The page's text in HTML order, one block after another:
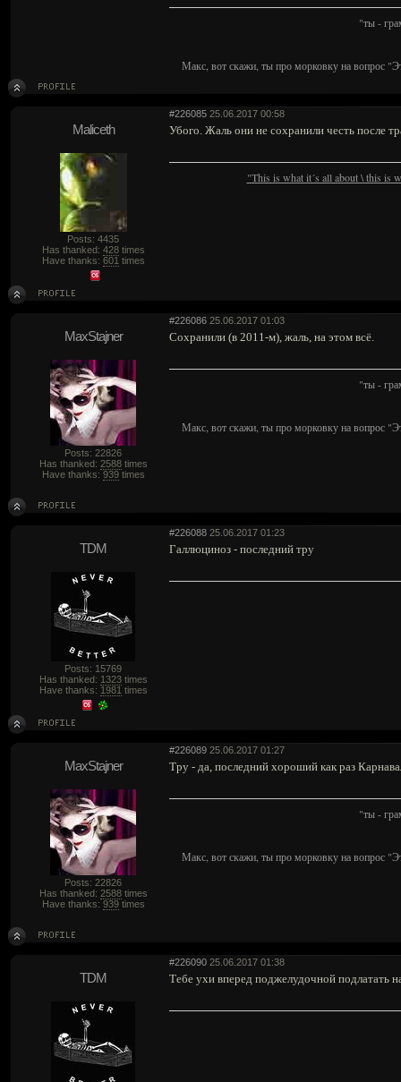
"ты -
Макс, вот скажи, ты про морковку на вопрос
#226085 25.06.2017 00:58
Maliceth
Posts: 4435
Has thanked: 428times
Have thanks: 601 times
Убого. Жаль они не сохранили честь после
"This is what it´s all about \ this is
#226086 25.06.2017 01:03
MaxStajner
Posts: 22826
Has thanked: 2588times
Have thanks: 939times
Сохранили (в 2011-м), жаль, на этом всё.
"ты -
Макс, вот скажи, ты про морковку на вопрос
#226088 25.06.2017 01:23
TDM
Posts: 15769
Has thanked: 1323times
Have thanks: 1981 times
Галлюциноз - последний тру
#226089 25.06.2017 01:27
MaxStajner
Posts: 22826
Has thanked: 2588times
Have thanks: 939times
Тру - да, последний хороший как раз
"ты -
Макс, вот скажи, ты про морковку на вопрос
#226090 25.06.2017 01:38
TDM Тебе ухи вперед поджелудочной подлатать